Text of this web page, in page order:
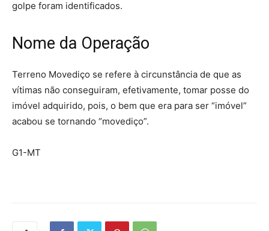
golpe foram identificados.
Nome da Operação
Terreno Movediço se refere à circunstância de que as
vítimas não conseguiram, efetivamente, tomar posse do
imóvel adquirido, pois, o bem que era para ser “imóvel”
acabou se tornando “movediço”.
G1-MT